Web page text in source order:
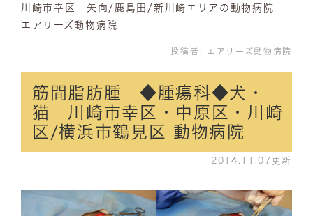
川崎市幸区 矢向/鹿島田/新川崎エリアの動物病院
エアリーズ動物病院
投稿者: エアリーズ動物病院
筋間脂肪腫 ◆腫瘍科◆犬・
猫 川崎市幸区・中原区・川崎
区/横浜市鶴見区 動物病院
2014.11.07更新